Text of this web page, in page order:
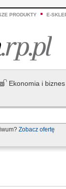
PRODUKTY E-
Ekonomia i biznes
Zobacz ofertę